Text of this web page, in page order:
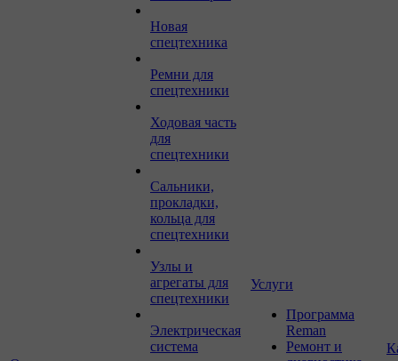
Новая
спецтехника
Ремни для
спецтехники
Ходовая часть
для
спецтехники
Сальники,
прокладки,
кольца для
спецтехники
Узлы и
агрегаты для
спецтехники
Электрическая
система
Услуги
Программа
Reman
Ремонт и